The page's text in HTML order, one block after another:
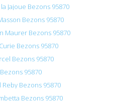
Jajoue Bezons 95870
Bezons 95870
Maurer Bezons 95870
Bezons 95870
Bezons 95870
95870
Bezons 95870
Bezons 95870